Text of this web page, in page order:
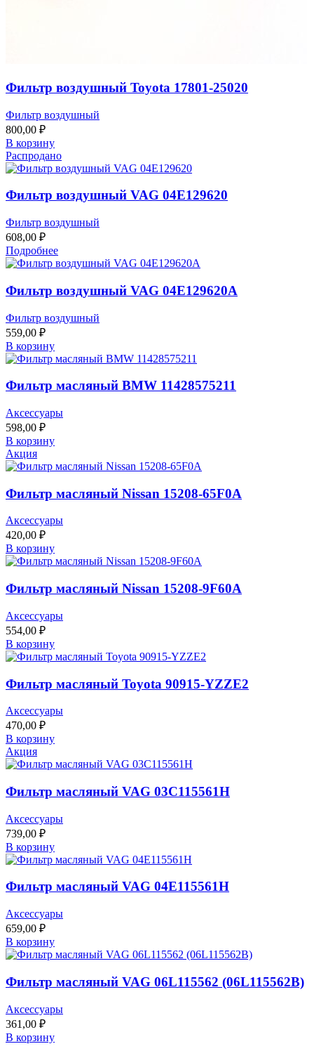
Фильтр воздушный Toyota 17801-25020
Фильтр воздушный
800,00 ₽
В корзину
Распродано
Фильтр воздушный VAG 04E129620
Фильтр воздушный
608,00 ₽
Подробнее
Фильтр воздушный VAG 04E129620A
Фильтр воздушный
559,00 ₽
В корзину
Фильтр масляный BMW 11428575211
Аксессуары
598,00 ₽
В корзину
Акция
Фильтр масляный Nissan 15208-65F0A
Аксессуары
420,00 ₽
В корзину
Фильтр масляный Nissan 15208-9F60A
Аксессуары
554,00 ₽
В корзину
Фильтр масляный Toyota 90915-YZZE2
Аксессуары
470,00 ₽
В корзину
Акция
Фильтр масляный VAG 03C115561H
Аксессуары
739,00 ₽
В корзину
Фильтр масляный VAG 04E115561H
Аксессуары
659,00 ₽
В корзину
Фильтр масляный VAG 06L115562 (06L115562B)
Аксессуары
361,00 ₽
В корзину